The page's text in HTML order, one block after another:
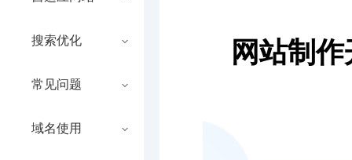
搜索优化
常见问题
域名使用
网站制